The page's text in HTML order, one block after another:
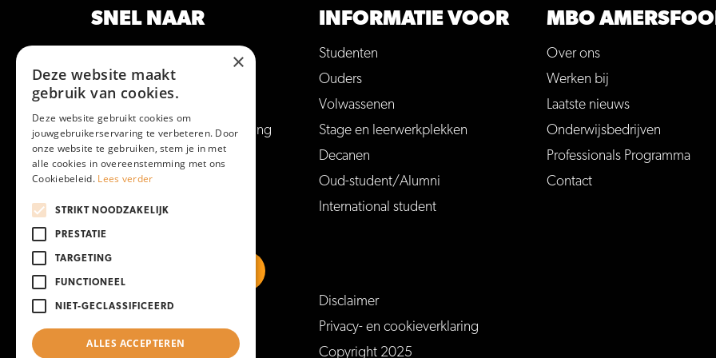
SNEL NAAR
Hulp bij studiekeuze
Aanmelden voor een opleiding
Vakantie en vrije dagen
Veelgestelde vragen
INFORMATIE VOOR
Studenten
Ouders
Volwassenen
Stage en leerwerkplekken
Decanen
Oud-student/Alumni
International student
MBO
Over ons
Werken bij
Laatste nieuws
Onderwijsbedrijven
Professionals Programma
Contact
https://www.linkedin.com/school/mboamersfoort
https://www.instagram.com/mboamersfoort/
https://www.facebook.com/MBOAmersfoort
https://www.youtube.com/channel/UCQTy6iqLXu4Q6_ZT-7j0UGw
https://www.tiktok.com/@mboamersfoort
Disclaimer
Privacy- en cookieverklaring
Copyright 2025
×
Deze website maakt
gebruik van cookies.
Deze website gebruikt cookies om
jouwgebruikerservaring te verbeteren. Door
onze website te gebruiken, stem je in met
alle cookies in overeenstemming met ons
Cookiebeleid. Lees verder
STRIKT NOODZAKELIJK
PRESTATIE
TARGETING
FUNCTIONEEL
NIET-GECLASSIFICEERD
ALLES ACCEPTEREN